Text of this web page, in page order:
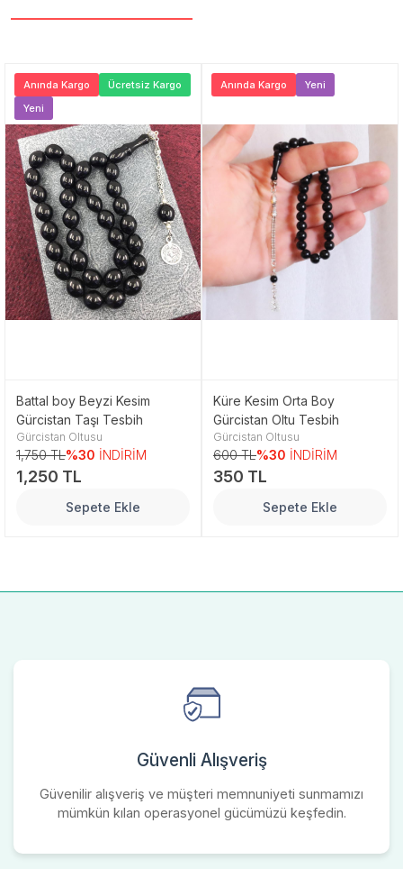
Anında Kargo
Ücretsiz Kargo
Yeni
Battal boy Beyzi Kesim
Gürcistan Taşı Tesbih
Gürcistan Oltusu
1,750 TL%30 İNDİRİM
1,250 TL
Sepete Ekle
Anında Kargo Yeni
Küre Kesim Orta Boy
Gürcistan Oltu Tesbih
Gürcistan Oltusu
600 TL%30 İNDİRİM
350 TL
Sepete Ekle
Güvenli Alışveriş
Güvenilir alışveriş ve müşteri memnuniyeti sunmamızı
mümkün kılan operasyonel gücümüzü keşfedin.